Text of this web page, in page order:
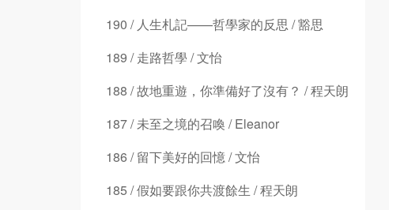
190 / 人生札記——哲學家的反思 / 豁思
189 / 走路哲學 / 文怡
188 / 故地重遊，你準備好了沒有？ / 程天朗
187 / 未至之境的召喚 / Eleanor
186 / 留下美好的回憶 / 文怡
185 / 假如要跟你共渡餘生 / 程天朗